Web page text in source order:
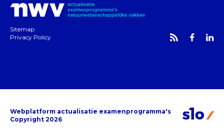
Sitemap
Privacy Policy
Webplatform actualisatie examenprogramma's
Copyright 2026